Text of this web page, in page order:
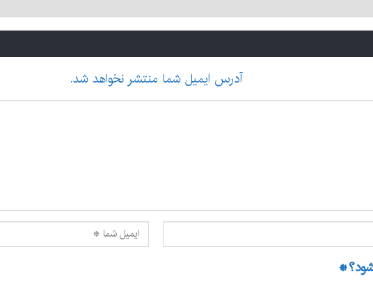
آدرس ایمیل شما منتشر نخواهد شد.
*